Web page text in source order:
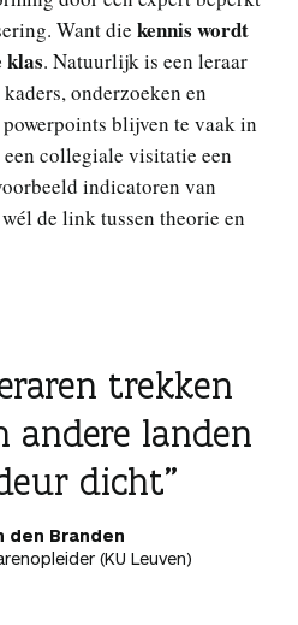
Want die kennis wordt
klas. Natuurlijk is een leraar
onderzoeken en
blijven te vaak in
collegiale visitatie een
indicatoren van
de link tussen theorie en
trekken
andere landen
dicht
den Branden
(KU Leuven)